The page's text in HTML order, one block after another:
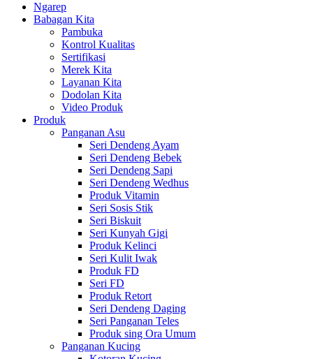
Ngarep
Babagan Kita
Pambuka
Kontrol Kualitas
Sertifikasi
Merek Kita
Layanan Kita
Dodolan Kita
Video Produk
Produk
Panganan Asu
Seri Dendeng Ayam
Seri Dendeng Bebek
Seri Dendeng Sapi
Seri Dendeng Wedhus
Produk Vitamin
Seri Sosis Stik
Seri Biskuit
Seri Kunyah Gigi
Produk Kelinci
Seri Kulit Iwak
Produk FD
Seri FD
Produk Retort
Seri Dendeng Daging
Seri Panganan Teles
Produk sing Ora Umum
Panganan Kucing